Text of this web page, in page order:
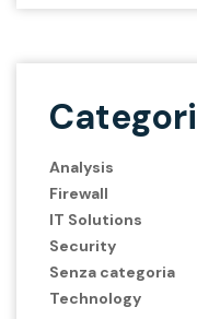
Analysis
Firewall
IT Solutions
Security
Senza categoria
Technology